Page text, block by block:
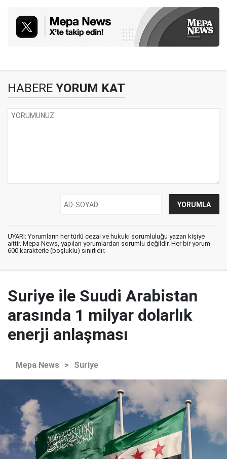
HABERE YORUM KAT
UYARI: Yorumların her türlü cezai ve hukuki sorumluluğu yazan kişiye
aittir. Mepa News, yapılan yorumlardan sorumlu değildir. Her bir yorum
600 karakterle (boşluklu) sınırlıdır.
Suriye ile Suudi Arabistan
arasında 1 milyar dolarlık
enerji anlaşması
Mepa News > Suriye